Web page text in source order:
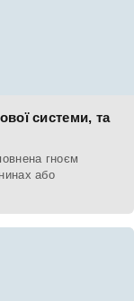
системи, та
гноєм
або